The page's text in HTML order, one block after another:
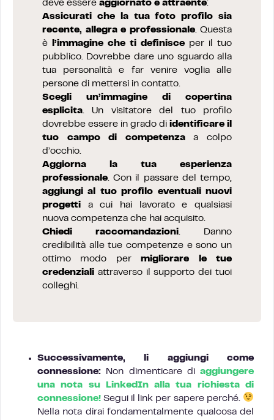
deve essere aggiornato e attraente:
Assicurati che la tua foto profilo sia
recente, allegra e professionale. Questa
è
l’immagine che ti definisce per il tuo
pubblico. Dovrebbe dare uno sguardo alla
tua personalità e far venire voglia alle
persone di mettersi in contatto.
Scegli un’immagine di copertina
esplicita . Un visitatore del tuo profilo
dovrebbe essere in grado di identificare il
tuo campo di competenzaa colpo
d’occhio.
Aggiorna la tua esperienza
professionale . Con il passare del tempo,
aggiungi al tuo profilo eventuali nuovi
progetti a cui hai lavorato e qualsiasi
nuova competenza che hai acquisito.
Chiedi raccomandazioni . Danno
credibilità alle tue competenze e sono un
ottimo modo permigliorare le tue
credenziali attraverso il supporto dei tuoi
colleghi.
Successivamente, li aggiungi come
connessione: Non dimenticare di aggiungere
una nota su LinkedIn alla tua richiesta di
connessione! Segui il link per sapere perché.
Nella nota dirai fondamentalmente qualcosa del